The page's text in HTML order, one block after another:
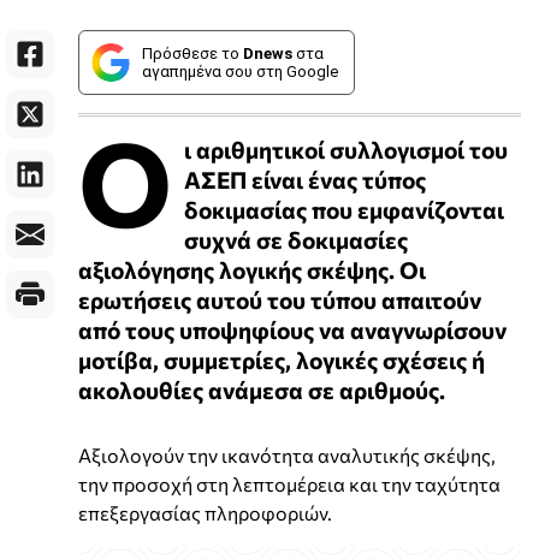
Πρόσθεσε το Dnews στα
αγαπημένα σου στη Google
Ο ι αριθμητικοί συλλογισμοί του
ΑΣΕΠ είναι ένας τύπος
δοκιμασίας που εμφανίζονται
συχνά σε δοκιμασίες
αξιολόγησης λογικής σκέψης. Οι
ερωτήσεις αυτού του τύπου απαιτούν
από τους υποψηφίους να αναγνωρίσουν
μοτίβα, συμμετρίες, λογικές σχέσεις ή
ακολουθίες ανάμεσα σε αριθμούς.
Αξιολογούν την ικανότητα αναλυτικής σκέψης,
την προσοχή στη λεπτομέρεια και την ταχύτητα
επεξεργασίας πληροφοριών.